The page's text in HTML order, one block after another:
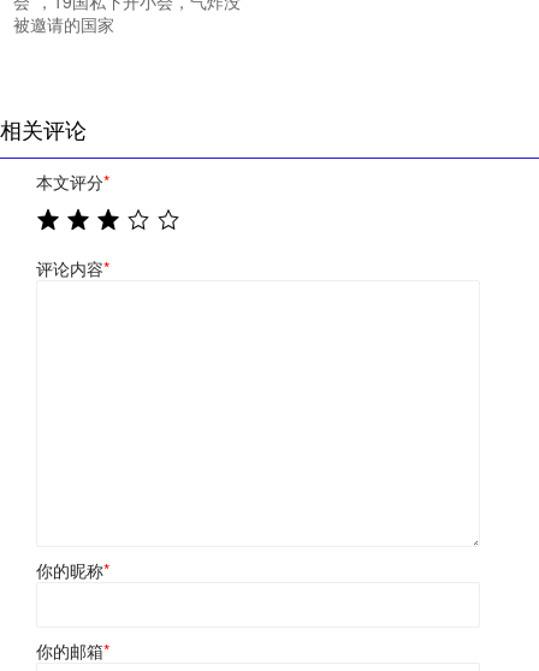
被邀请的国家
相关评论
本文评分*
评论内容*
你的昵称*
你的邮箱*